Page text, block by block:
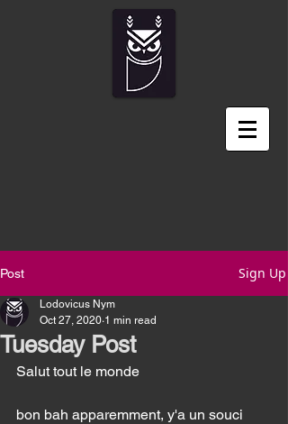
Post Sign Up
Tuesday Post
Lodovicus Nym
Oct 27, 2020 1 min read
Salut tout le monde
bon bah apparemment, y'a un souci